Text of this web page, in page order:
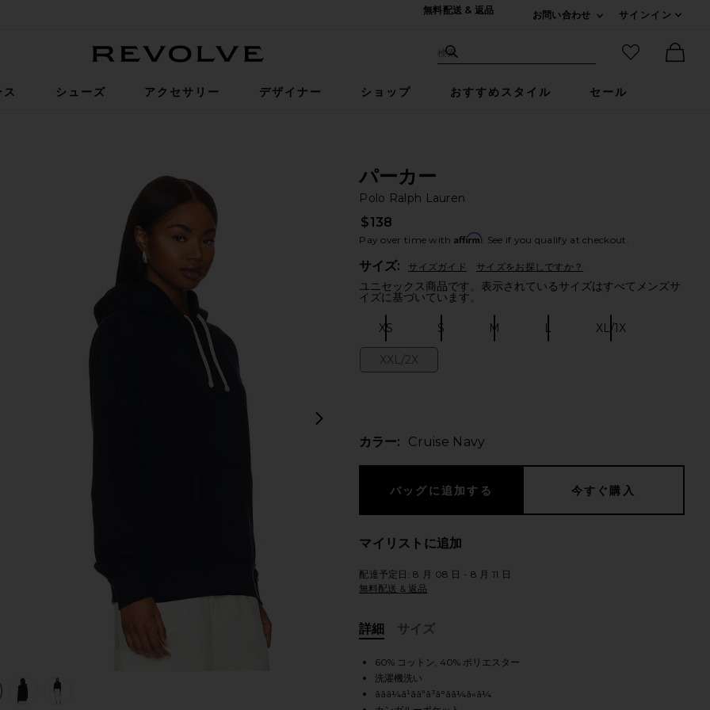
無料配送 & 返品
お問い合わせ
サインイン
サイト検索
検索
お気に入り
シューズ アクセサリー デザイナー ショップ おすすめスタイル セール
view 1 of 4 パーカー in Cruise Navy view 2 of 4 パーカー in Cruise Navy
パーカー
Polo Ralph Lauren
$138
Pay over time with Affirm. See if you qualify at checkout.
サイズ: サイズガイド サイズをお探しですか？
ユニセックス商品です。表示されているサイズはすべてメンズサ
イズに基づいています。
XS S M L XL/1X
XXL/2X
カラー: Cruise Navy
マイリストに追加
配達予定日: 8 月 08 日 - 8 月 11 日
無料配送 & 返品
詳細
サイズ
60% コットン, 40% ポリエスター
洗濯機洗い
ãã­ã¼ã¹ããªã³ã°ãã¼ã«ã¼